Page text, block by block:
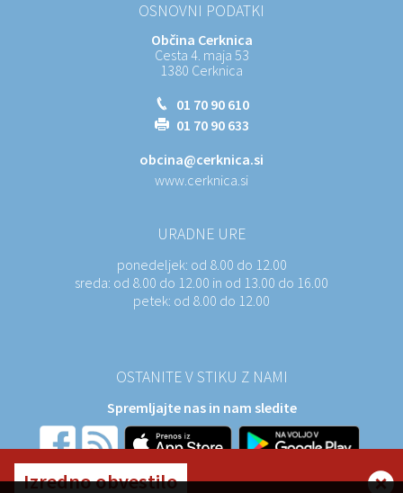
Izredno obvestilo
OSNOVNI PODATKI
Občina Cerknica
Cesta 4. maja 53
1380 Cerknica
01 70 90 610
01 70 90 633
obcina@cerknica.si
www.cerknica.si
URADNE URE
ponedeljek: od 8.00 do 12.00
sreda: od 8.00 do 12.00 in od 13.00 do 16.00
petek: od 8.00 do 12.00
OSTANITE V STIKU Z NAMI
Spremljajte nas in nam sledite